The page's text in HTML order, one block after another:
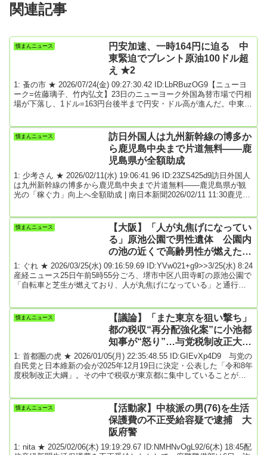
関連記事
憤まんニュース
円安加速、一時164円に迫る 中
東緊迫でブレント原油100ドル超
え ★2
1: 蚤の市 ★ 2026/07/24(金) 09:27:30.42 ID:LbRBuzOG9【ニューヨ
ーク=佐藤璃子、竹内弘文】23日のニューヨーク外国為替市場で円相
場が下落し、1ドル=163円台後半まで円安・ドル高が進んだ。中東情
期利上げ観測が高まり、ドル買いにつながっている。(以下有料版
で，残り1171文字)2026年7月23日 23:20(2026年7月24日 5:...
憤まんニュース
訪日外国人は九州新幹線の博多か
ら鹿児島中央まで片道無料――鹿
児島県が全額助成
1: 少考さん ★ 2026/02/11(水) 19:06:41.96 ID:23ZS425d9訪日外国人
は九州新幹線の博多から鹿児島中央まで片道無料――鹿児島県が観
光の「稼ぐ力」向上へ全額助成 | 南日本新聞2026/02/11 11:30鹿児島
盛り込む。県内への外国人延べ宿泊者数が新型コロナウイルス禍前
の水準に戻っていないことや、国際定期便の運休や欠航を踏まえ、
憤まんニュース
【大阪】「人が丸焦げになってい
る」原池公園で男性遺体 公園内
の池の近くで高齢男性が燃えたと
みられる 堺市中区
1: ぐれ ★ 2026/03/25(水) 09:16:59.69 ID:YVw021+g9>>3/25(水) 8:24
産経ニュース25日午前5時55分ごろ、堺市中区八田寺町の原池公園で
「自転車と芝生が燃えており、人が丸焦げになっている」と通行人
で死亡が確認された。大阪府警中堺署が、身元の特定とともに詳し
い経緯を調べている。続きは↓「人が丸焦げになっている」原池公園
憤まんニュース
【議論】「また東京を狙い撃ち」
都の税収“再分配強化案”に小池都
知事が“怒り”…与党税制改正大綱
で方針明記
1: 首都圏の虎 ★ 2026/01/05(月) 22:35:48.55 ID:GIEvXp4D9 与党の
自民党と日本維新の会が2025年12月19日に決定・公表した「令和8年
度税制改正大綱」。その中で税収が東京都に集中していることが指
知事は「また東京を狙い撃ち」と強く反発。税制の公平性と地方財
源確保を巡る議論はどのような方向に進むのでしょうか。■東京都の
憤まんニュース
【活動家】中核派の男(76)を生活
保護費の不正受給容疑で逮捕 大
阪府警
1: nita ★ 2025/02/06(木) 19:19:29.67 ID:NMHNvOgL92/6(木) 18:45配